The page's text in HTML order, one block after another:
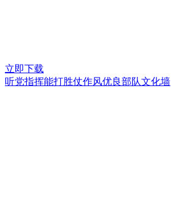
立即下载
听党指挥能打胜仗作风优良部队文化墙